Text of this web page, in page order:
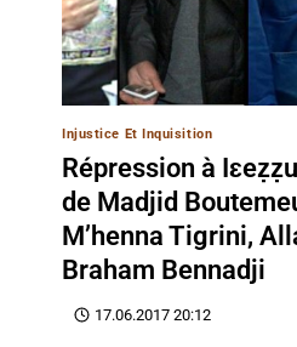
Injustice Et Inquisition
Répression à
de Madjid
M’henna Tigrini,
Braham Bennadji
17.06.2017 20:12